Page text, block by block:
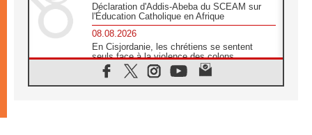
Déclaration d'Addis-Abeba du SCEAM sur
l'Éducation Catholique en Afrique
08.08.2026
En Cisjordanie, les chrétiens se sentent
seuls face à la violence des colons
08.08.2026
Léon XIV au sanctuaire de Notre Dame du